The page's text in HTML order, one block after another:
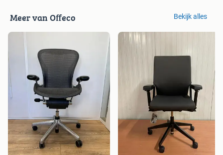
Meer van Offeco Bekijk alles